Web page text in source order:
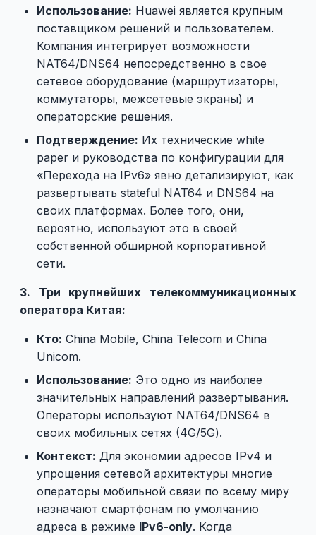
Использование: Huawei является крупным
поставщиком решений и пользователем.
Компания интегрирует возможности
NAT64/DNS64 непосредственно в свое
сетевое оборудование (маршрутизаторы,
коммутаторы, межсетевые экраны) и
операторские решения.
Подтверждение: Их технические white
paper и руководства по конфигурации для
«Перехода на IPv6» явно детализируют, как
развертывать stateful NAT64 и DNS64 на
своих платформах. Более того, они,
вероятно, используют это в своей
собственной обширной корпоративной
сети.
3. Три крупнейших телекоммуникационных
оператора Китая:
Кто: China Mobile, China Telecom и China
Unicom.
Использование: Это одно из наиболее
значительных направлений развертывания.
Операторы используют NAT64/DNS64 в
своих мобильных сетях (4G/5G).
Контекст: Для экономии адресов IPv4 и
упрощения сетевой архитектуры многие
операторы мобильной связи по всему миру
назначают смартфонам по умолчанию
адреса в режиме IPv6-only. Когда